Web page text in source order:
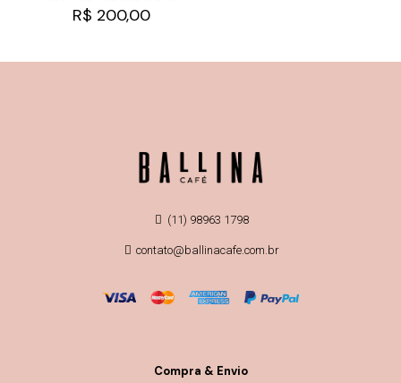
R$ 200,00
(11) 98963 1798
contato@ballinacafe.com.br
Compra & Envio